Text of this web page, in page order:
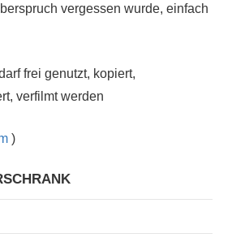
vergessen wurde, einfach
frei genutzt, kopiert,
verfilmt werden
)